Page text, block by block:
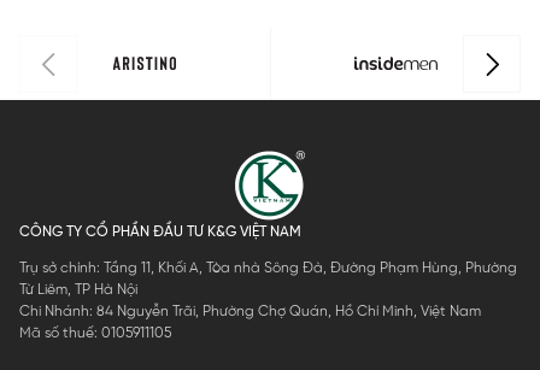
CÔNG TY CỔ PHẦN ĐẦU TƯ K&G VIỆT NAM
Trụ sở chính: Tầng 11, Khối A, Tòa nhà Sông Đà, Đường Phạm Hùng, Phường
Từ Liêm, TP Hà Nội
Chi Nhánh: 84 Nguyễn Trãi, Phường Chợ Quán, Hồ Chí Minh, Việt Nam
Mã số thuế: 0105911105